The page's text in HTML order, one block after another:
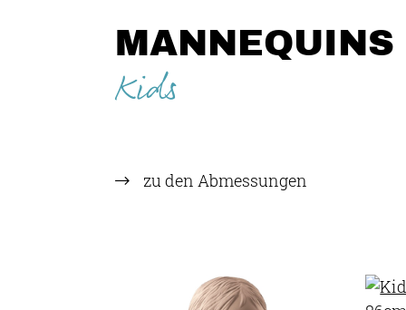
MANNEQUINS
Kids
zu den Abmessungen